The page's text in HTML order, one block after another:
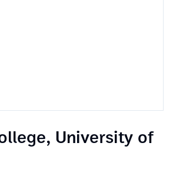
University of